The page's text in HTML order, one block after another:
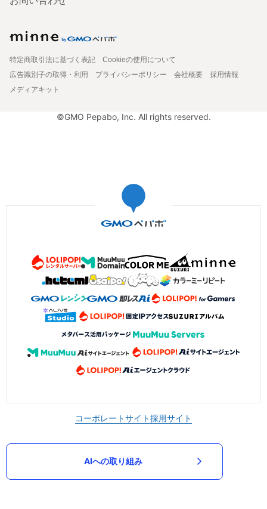
特定商取引法に基づく表記
Cookieの使用について
広告識別子の取得・利用
プライバシーポリシー 会社概要
採用情報
メディアキット
©GMO Pepabo, Inc. All rights reserved.
コーポレートサイト採用サイト
AIへの取り組み